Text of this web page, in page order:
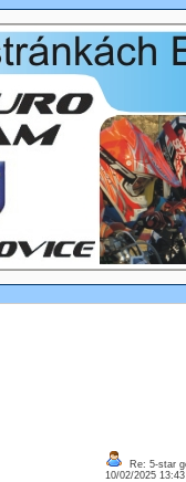
Re: 5-star
10/02/2025